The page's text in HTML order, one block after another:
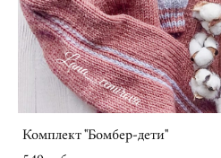
Комплект "Бомбер-дети"